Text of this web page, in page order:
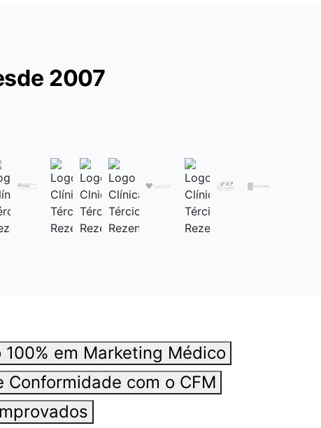
2007
100% em Marketing Médico
Conformidade com o CFM